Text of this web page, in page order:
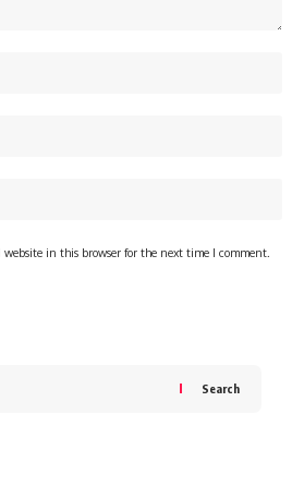
in this browser for the next time I comment.
Search